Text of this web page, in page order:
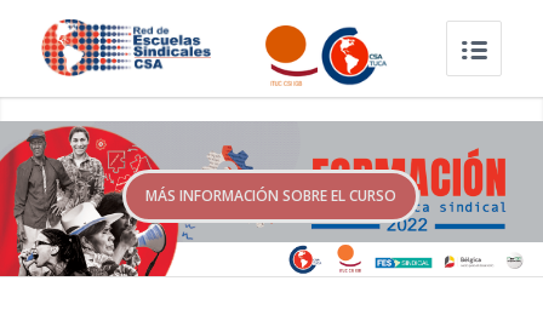
MÁS INFORMACIÓN SOBRE EL CURSO